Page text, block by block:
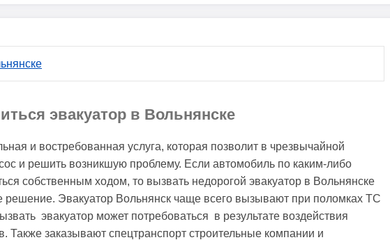
эвакуатор в Вольнянске
и востребованная услуга, которая позволит в чрезвычайной
и решить возникшую проблему. Если автомобиль по каким-либо
собственным ходом, то вызвать недорогой эвакуатор в Вольнянске
Эвакуатор Вольнянск чаще всего вызывают при поломках ТС
эвакуатор может потребоваться в результате воздействия
Также заказывают спецтранспорт строительные компании и